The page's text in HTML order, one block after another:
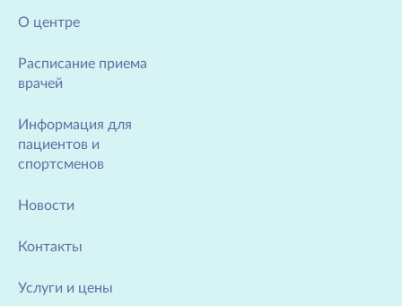
О центре
Расписание приема
врачей
Информация для
пациентов и
спортсменов
Новости
Контакты
Услуги и цены